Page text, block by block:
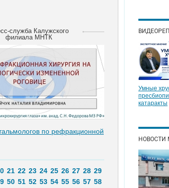
служба Калужского
филиала МНТК
по рефракционной
21 22 23 24 25 26 27 28 29
50 51 52 53 54 55 56 57 58
Умные
катаракты
НОВОСТИ